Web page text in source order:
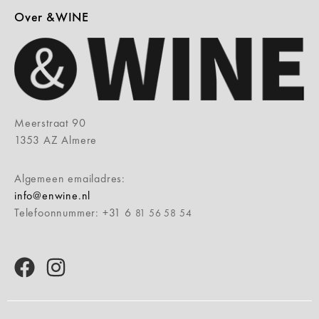
Over &WINE
Meerstraat 90
1353 AZ Almere
Algemeen emailadres:
info@enwine.nl
Telefoonnummer: +31 6 81 56 58 54